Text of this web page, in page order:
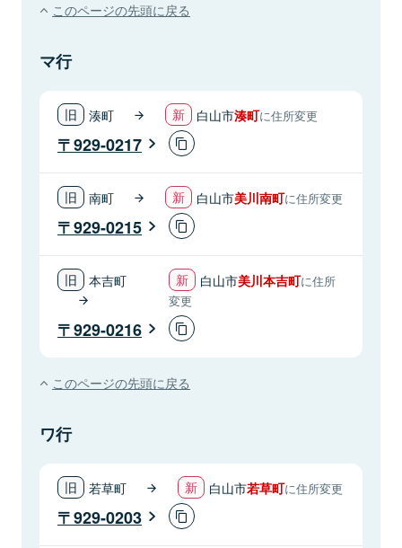
このページの先頭に戻る
マ行
湊町 白山市湊町に住所変更
929-0217
南町 白山市美川南町に住所変更
929-0215
本吉町 白山市美川本吉町に住所
変更
929-0216
このページの先頭に戻る
ワ行
若草町 白山市若草町に住所変更
929-0203